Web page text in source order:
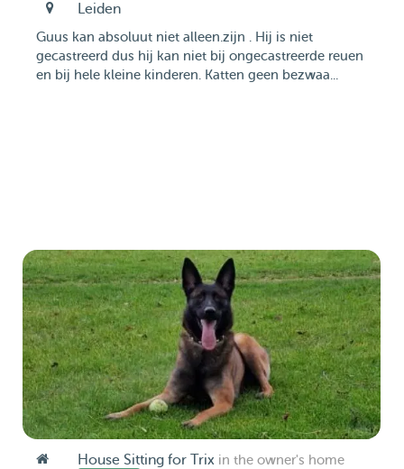
Leiden
Guus kan absoluut niet alleen.zijn . Hij is niet
gecastreerd dus hij kan niet bij ongecastreerde reuen
en bij hele kleine kinderen. Katten geen bezwaa...
House Sitting for Trix in the owner's home